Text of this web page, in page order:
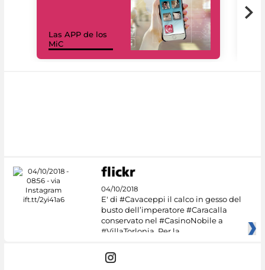
Las APP de los
MiC
04/10/2018
E' di #Cavaceppi il calco in gesso del
busto dell’imperatore #Caracalla
conservato nel #CasinoNobile a
#VillaTorlonia. Per la